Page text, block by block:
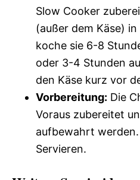
Slow Cooker
(außer dem Käse)
koche sie 6-8
oder 3-4 Stunden
den Käse kurz vor
Vorbereitung: Die
Voraus zubereitet
aufbewahrt
Servieren.